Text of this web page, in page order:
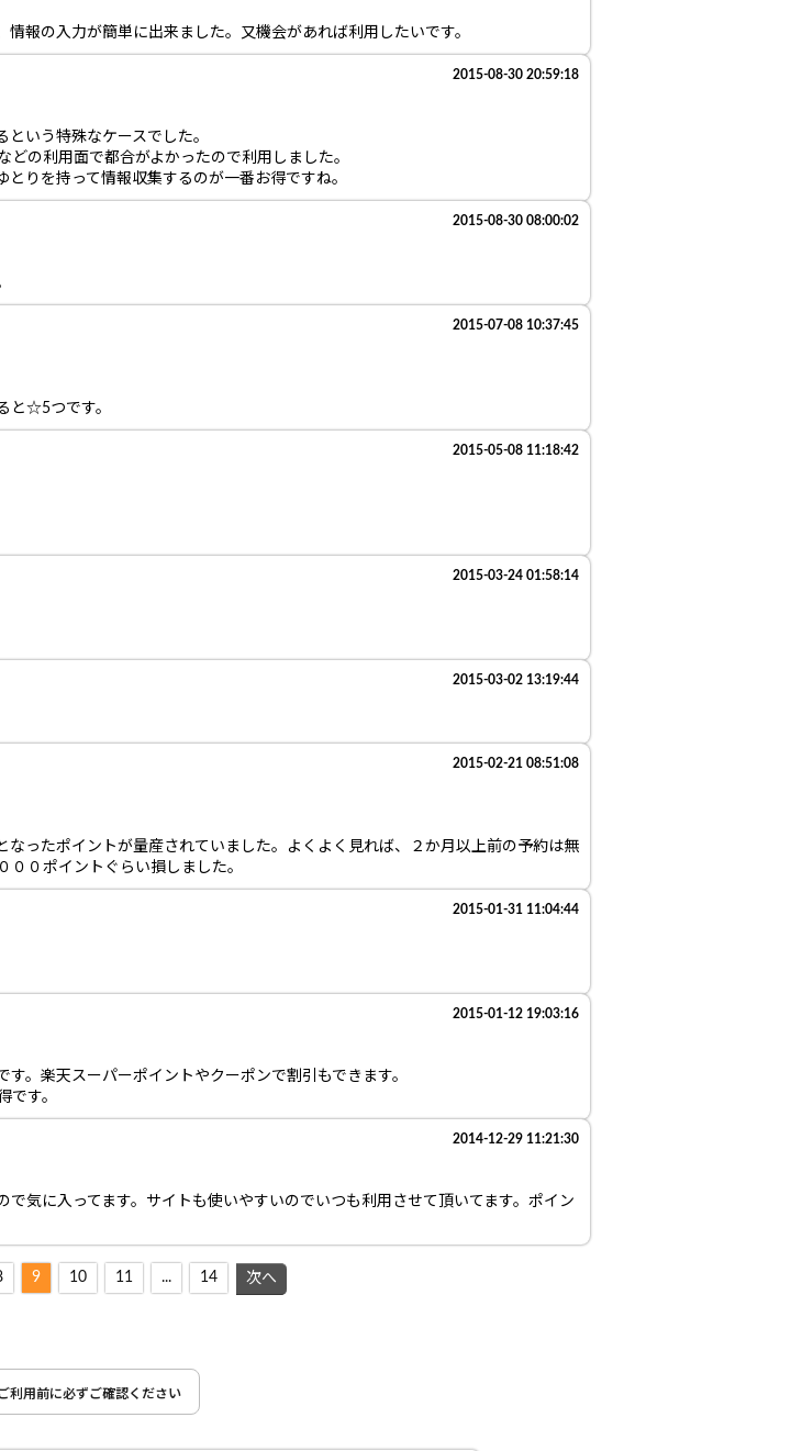
報の入力が簡単に出来ました。又機会があれば利用したいです。
2015-08-30 20:59:18
いう特殊なケースでした。
の利用面で都合がよかったので利用しました。
りを持って情報収集するのが一番お得ですね。
2015-08-30 08:00:02
2015-07-08 10:37:45
と☆5つです。
2015-05-08 11:18:42
2015-03-24 01:58:14
2015-03-02 13:19:44
2015-02-21 08:51:08
ったポイントが量産されていました。よくよく見れば、２か月以上前の予約は無
０ポイントぐらい損しました。
2015-01-31 11:04:44
2015-01-12 19:03:16
。楽天スーパーポイントやクーポンで割引もできます。
です。
2014-12-29 11:21:30
気に入ってます。サイトも使いやすいのでいつも利用させて頂いてます。ポイン
9 10 11 ... 14 次へ
利用前に必ずご確認ください